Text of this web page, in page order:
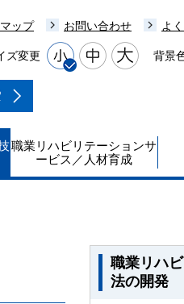
ップ お問い合わせ よ
ズ変更 背景
職業リハビリテーションサ
ービス／人材育成
職業リハ
法の開発